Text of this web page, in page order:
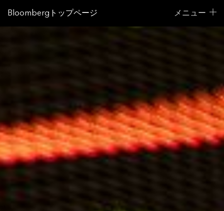
Bloombergトップページ メニュー